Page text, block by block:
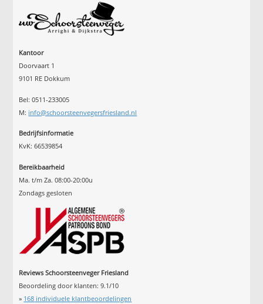
Kantoor
Doorvaart 1
9101 RE Dokkum
Bel: 0511-233005
M: info@schoorsteenvegersfriesland.nl
Bedrijfsinformatie
KvK: 66539854
Bereikbaarheid
Ma. t/m Za. 08:00-20:00u
Zondags gesloten
Reviews Schoorsteenveger Friesland
Beoordeling door klanten:9.1/10
» 168 individuele klantbeoordelingen